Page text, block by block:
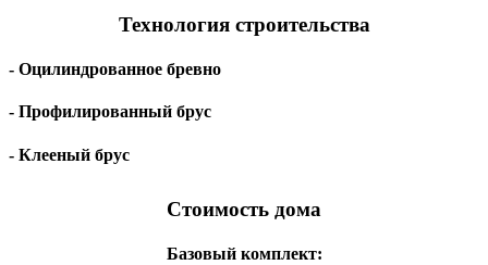
Технология строительства
- Оцилиндрованное бревно
- Профилированный брус
- Клееный брус
Стоимость дома
Базовый комплект: